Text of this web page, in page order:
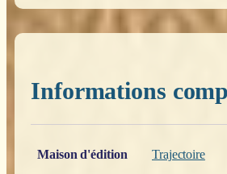
Informations
Maison d'édition
Trajectoire